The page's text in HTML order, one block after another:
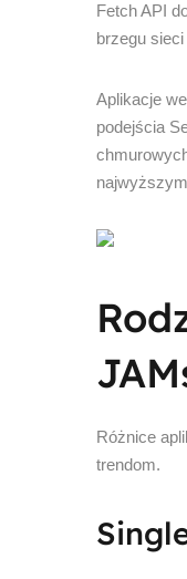
Fetch API
brzegu
Aplikacje
podejścia
Różnice
trendom.